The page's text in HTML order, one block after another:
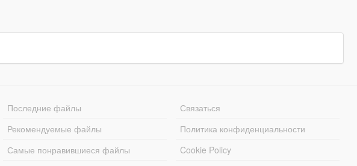
Последние файлы
Рекомендуемые файлы
Самые понравившиеся файлы
Связаться
Политика конфиденциальности
Cookie Policy